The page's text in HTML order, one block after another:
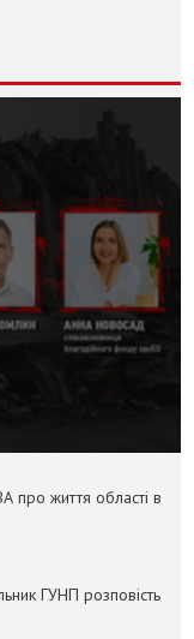
про життя області в
ГУНП розповість